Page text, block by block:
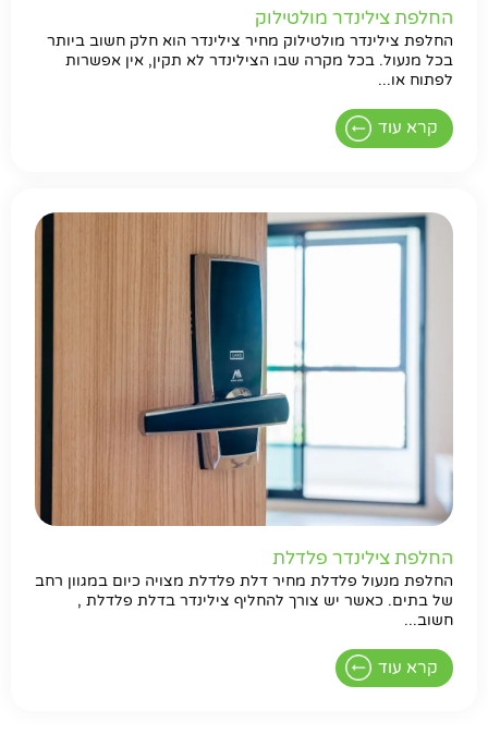
החלפת צילינדר מולטילוק
החלפת צילינדר מולטילוק מחיר צילינדר הוא חלק חשוב ביותר
בכל מנעול. בכל מקרה שבו הצילינדר לא תקין, אין אפשרות
לפתוח או...
קרא עוד
החלפת צילינדר פלדלת
החלפת מנעול פלדלת מחיר דלת פלדלת מצויה כיום במגוון רחב
של בתים. כאשר יש צורך להחליף צילינדר בדלת פלדלת ,
חשוב...
קרא עוד